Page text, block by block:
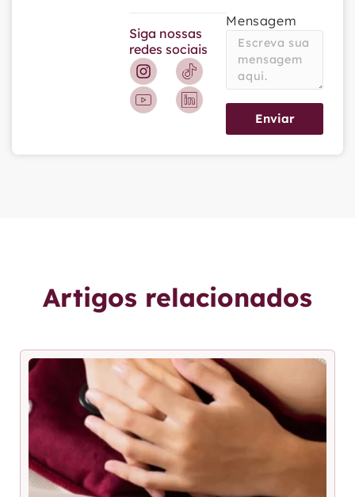
Siga nossas
redes sociais
Mensagem
Enviar
Artigos relacionados